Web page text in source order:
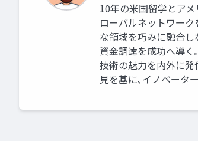
10年の米国留学とア
ローバルネットワー
な領域を巧みに融合
資金調達を成功へ導
技術の魅力を内外に
見を基に､イノベータ